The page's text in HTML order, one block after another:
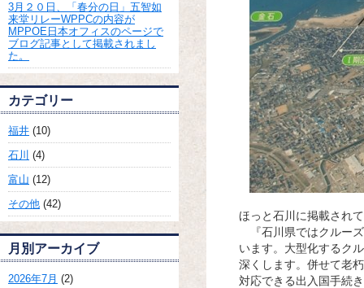
ほっと石川に掲載され
『石川県ではクルー
います。大型化するク
深くします。併せて老
対応できる出入国手続
3月２０日、「春分の日」五智如
来堂リレーWPPCの内容が
MPPOE日本オフィスのページで
ブログ記事として掲載されまし
た。
カテゴリー
福井 (10)
石川 (4)
富山 (12)
その他 (42)
月別アーカイブ
2026年7月 (2)